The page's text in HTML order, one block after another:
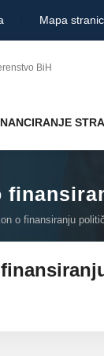
Mapa
BiH
o finansiranju